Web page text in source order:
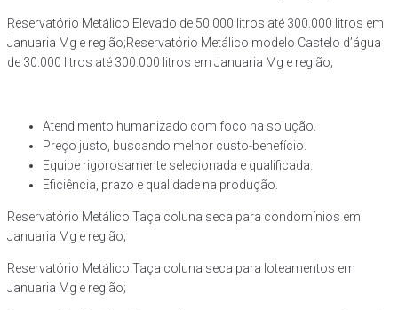
Reservatório Metálico Elevado de 50.000 litros até 300.000 litros em
Januaria Mg e região;Reservatório Metálico modelo Castelo d’água
de 30.000 litros até 300.000 litros em Januaria Mg e região;
Atendimento humanizado com foco na solução.
Preço justo, buscando melhor custo-benefício.
Equipe rigorosamente selecionada e qualificada.
Eficiência, prazo e qualidade na produção.
Reservatório Metálico Taça coluna seca para condomínios em
Januaria Mg e região;
Reservatório Metálico Taça coluna seca para loteamentos em
Januaria Mg e região;